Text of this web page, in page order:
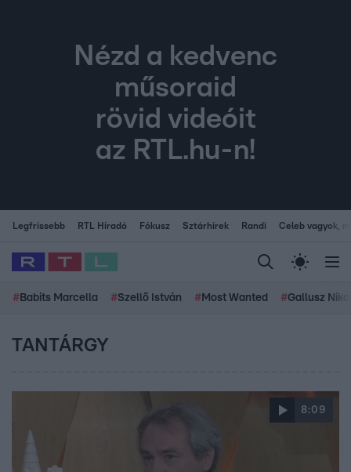
Nézd a kedvenc
műsoraid
rövid videóit
az RTL.hu-n!
Legfrissebb RTL Híradó Fókusz Sztárhírek Randi Celeb vagyok,
# Babits Marcella #Szellő István # Most Wanted #Gallusz
TANTÁRGY
8:09